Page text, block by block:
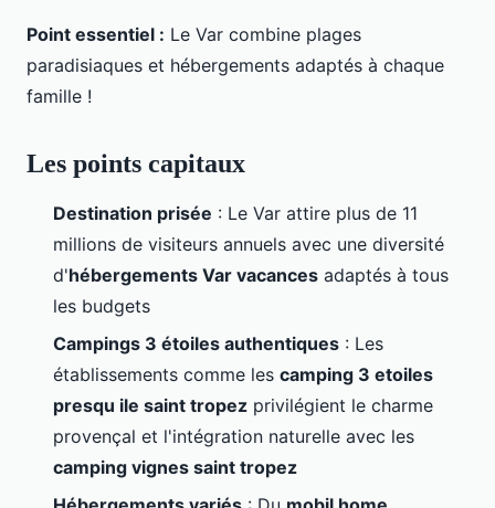
Point essentiel : Le Var combine plages
paradisiaques et hébergements adaptés à chaque
famille !
Les points capitaux
Destination prisée : Le Var attire plus de 11
millions de visiteurs annuels avec une diversité
d'hébergements Var vacances adaptés à tous
les budgets
Campings 3 étoiles authentiques : Les
établissements comme les camping 3 etoiles
presqu ile saint tropez privilégient le charme
provençal et l'intégration naturelle avec les
camping vignes saint tropez